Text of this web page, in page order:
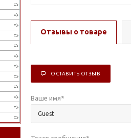
Отзывы о товаре
ОСТАВИТЬ ОТЗЫВ
Ваше имя*